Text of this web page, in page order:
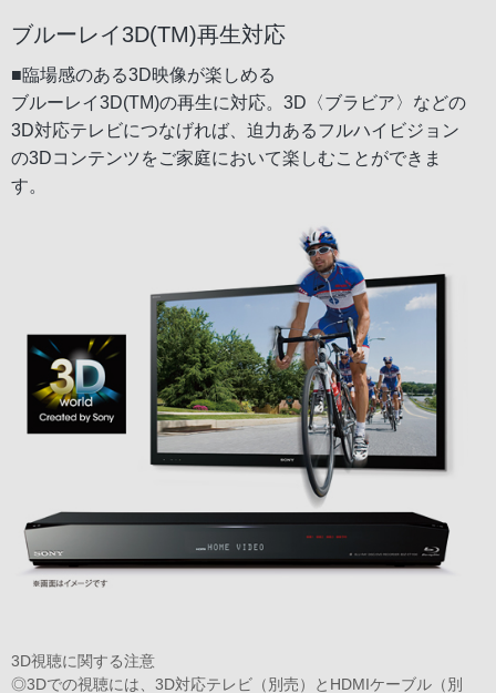
ブルーレイ3D(TM)再生対応
■臨場感のある3D映像が楽しめる
ブルーレイ3D(TM)の再生に対応。3D〈ブラビア〉などの
3D対応テレビにつなげれば、迫力あるフルハイビジョン
の3Dコンテンツをご家庭において楽しむことができま
す。
3D視聴に関する注意
◎3Dでの視聴には、3D対応テレビ（別売）とHDMIケーブル（別